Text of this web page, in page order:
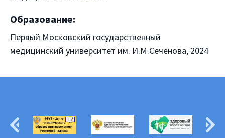
Образование:
Первый Московский государственный
медицинский университет им. И.М.Сеченова, 2024